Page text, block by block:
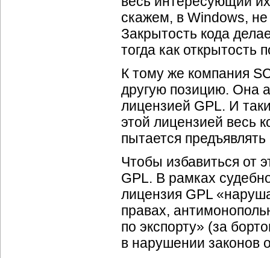
скажем, в Windows,
Закрытость кода
тогда как открытость
К тому же компания
другую позицию. Она
лицензией GPL. И
этой лицензией весь
пытается
Чтобы избавиться от
GPL. В рамках
лицензия GPL
правах,
по экспорту» (за
в нарушении законов